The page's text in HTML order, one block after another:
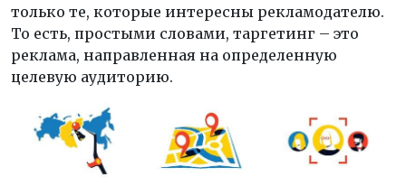
только те, которые интересны рекламодателю.
То есть, простыми словами, таргетинг – это
реклама, направленная на определенную
целевую аудиторию.